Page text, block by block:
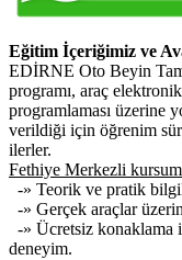
Eğitim İçeriğimiz ve
EDİRNE Oto Beyin
programı, araç
programlaması üzerine
verildiği için öğrenim
ilerler.
Fethiye Merkezli
-» Teorik ve pratik
-» Gerçek araçlar
-» Ücretsiz konaklama
deneyim.